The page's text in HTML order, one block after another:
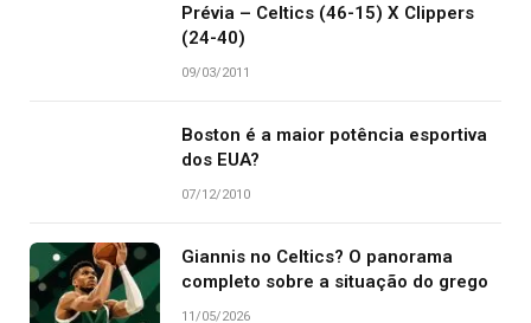
Prévia – Celtics (46-15) X Clippers
(24-40)
09/03/2011
Boston é a maior potência esportiva
dos EUA?
07/12/2010
Giannis no Celtics? O panorama
completo sobre a situação do grego
11/05/2026